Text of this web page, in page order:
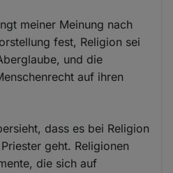
meiner Meinung nach
fest, Religion sei
und die
auf ihren
dass es bei Religion
geht. Religionen
die sich auf